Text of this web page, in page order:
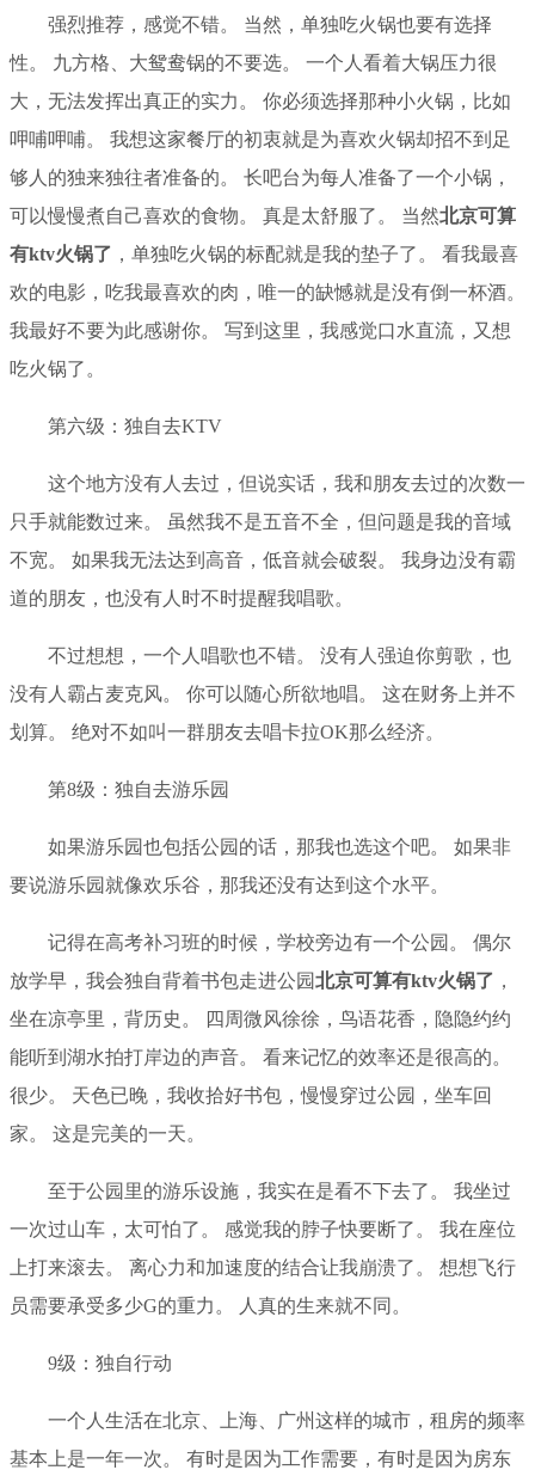
强烈推荐，感觉不错。 当然，单独吃火锅也要有选择
性。 九方格、大鸳鸯锅的不要选。 一个人看着大锅压力很
大，无法发挥出真正的实力。 你必须选择那种小火锅，比如
呷哺呷哺。 我想这家餐厅的初衷就是为喜欢火锅却招不到足
够人的独来独往者准备的。 长吧台为每人准备了一个小锅，
可以慢慢煮自己喜欢的食物。 真是太舒服了。 当然北京可算
有ktv火锅了 ，单独吃火锅的标配就是我的垫子了。 看我最喜
欢的电影，吃我最喜欢的肉，唯一的缺憾就是没有倒一杯酒。
我最好不要为此感谢你。 写到这里，我感觉口水直流，又想
吃火锅了。
第六级：独自去KTV
这个地方没有人去过，但说实话，我和朋友去过的次数一
只手就能数过来。 虽然我不是五音不全，但问题是我的音域
不宽。 如果我无法达到高音，低音就会破裂。 我身边没有霸
道的朋友，也没有人时不时提醒我唱歌。
不过想想，一个人唱歌也不错。 没有人强迫你剪歌，也
没有人霸占麦克风。 你可以随心所欲地唱。 这在财务上并不
划算。 绝对不如叫一群朋友去唱卡拉OK那么经济。
第8级：独自去游乐园
如果游乐园也包括公园的话，那我也选这个吧。 如果非
要说游乐园就像欢乐谷，那我还没有达到这个水平。
记得在高考补习班的时候，学校旁边有一个公园。 偶尔
放学早，我会独自背着书包走进公园北京可算有ktv火锅了 ，
坐在凉亭里，背历史。 四周微风徐徐，鸟语花香，隐隐约约
能听到湖水拍打岸边的声音。 看来记忆的效率还是很高的。
很少。 天色已晚，我收拾好书包，慢慢穿过公园，坐车回
家。 这是完美的一天。
至于公园里的游乐设施，我实在是看不下去了。 我坐过
一次过山车，太可怕了。 感觉我的脖子快要断了。 我在座位
上打来滚去。 离心力和加速度的结合让我崩溃了。 想想飞行
员需要承受多少G的重力。 人真的生来就不同。
9级：独自行动
一个人生活在北京、上海、广州这样的城市，租房的频率
基本上是一年一次。 有时是因为工作需要，有时是因为房东